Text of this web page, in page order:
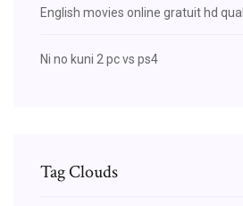
English movies online gratuit hd
Ni no kuni 2 pc vs ps4
Tag Clouds